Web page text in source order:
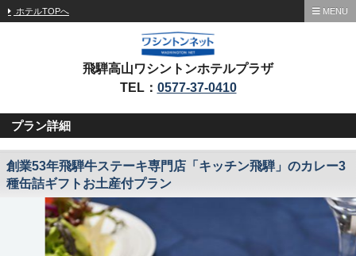
ホテルTOPへ MENU
飛騨高山ワシントンホテルプラザ
TEL： 0577-37-0410
プラン詳細
創業53年飛騨牛ステーキ専門店「キッチン飛騨」のカレー3
種缶詰ギフトお土産付プラン